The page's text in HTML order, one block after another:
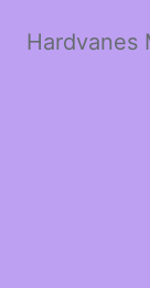
Hardvanes